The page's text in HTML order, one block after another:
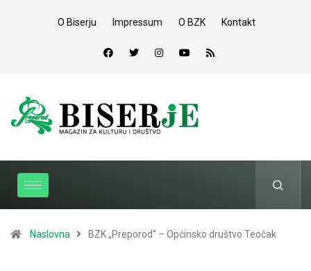
O Biserju Impressum O BZK Kontakt
Naslovna BZK „Preporod“ – Općinsko društvo Teočak